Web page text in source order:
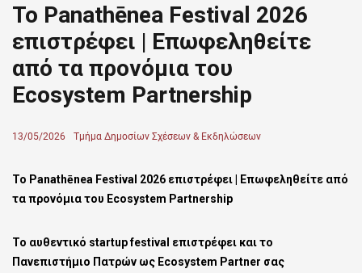
Το Panathēnea Festival 2026
επιστρέφει | Επωφεληθείτε
από τα προνόμια του
Ecosystem Partnership
Posted
13/05/2026 Author
Τμήμα Δημοσίων Σχέσεων & Εκδηλώσεων
Το Panathēnea Festival 2026 επιστρέφει | Επωφεληθείτε από
τα προνόμια του Ecosystem Partnership
Το αυθεντικό startup festival επιστρέφει και το
Πανεπιστήμιο Πατρών ως Ecosystem Partner σας